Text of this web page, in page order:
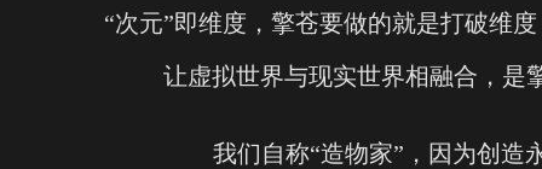
“次元”即维度，擎苍要做的就是打破维
让虚拟世界与现实世界相融合，是
我们自称“造物家”，因为创造